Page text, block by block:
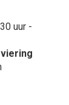
uur -